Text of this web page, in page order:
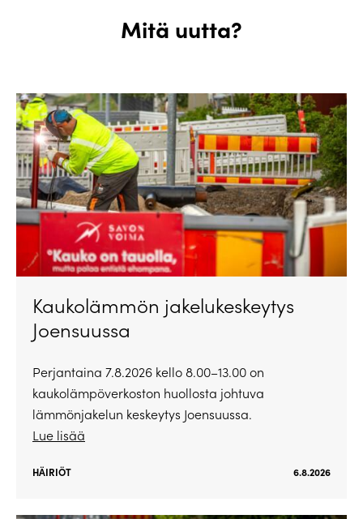
Mitä uutta?
Kaukolämmön jakelukeskeytys
Joensuussa
Perjantaina 7.8.2026 kello 8.00–13.00 on
kaukolämpöverkoston huollosta johtuva
lämmönjakelun keskeytys Joensuussa.
Lue lisää
HÄIRIÖT 6.8.2026